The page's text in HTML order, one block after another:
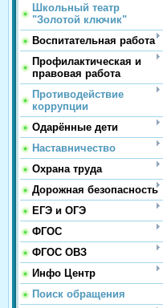
Школьный театр
"Золотой ключик"
Воспитательная работа
Профилактическая и
правовая работа
Противодействие
коррупции
Одарённые дети
Наставничество
Охрана труда
Дорожная безопасность
ЕГЭ и ОГЭ
ФГОС
ФГОС ОВЗ
Инфо Центр
Поиск обращения